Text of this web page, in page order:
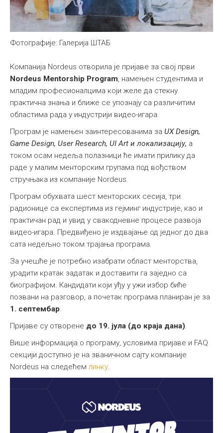
Фотографије: Галерија ШТАБ
Компанија Nordeus отворила је пријаве за свој први
Nordeus Mentorship Program, намењен студентима и
младим професионалцима који желе да стекну
практична знања и ближе се упознају са различитим
областима рада у индустрији видео-игара.
Програм је намењен заинтересованима за UX Design,
Game Design, User Research, UI Art и локализацију, а
током осам недеља полазници ће имати прилику да
раде у малим менторским групама под вођством
стручњака из компаније Nordeus.
Програм обухвата шест менторских сесија, три
радионице са експертима из гејминг индустрије, као и
практичан рад и увид у свакодневне процесе развоја
видео-игара. Предвиђено је издвајање од једног до два
сата недељно током трајања програма.
За учешће је потребно изабрати област менторства,
урадити кратак задатак и доставити га заједно са
биографијом. Кандидати који уђу у ужи избор биће
позвани на разговор, а почетак програма планиран је за
1. септембар.
Пријаве су отворене до 19. јула (до краја дана).
Више информација о програму, условима пријаве и FAQ
секцији доступно је на званичном сајту компаније
Nordeus на следећем линку.